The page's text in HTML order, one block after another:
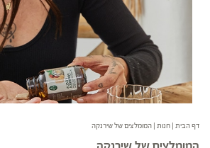
דף הבית | חנות | המומלצים של שירנקה